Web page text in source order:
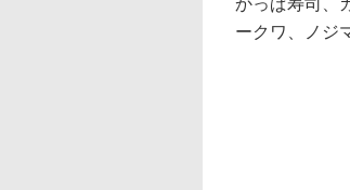
かっぱ寿司、
ークワ、ノジ